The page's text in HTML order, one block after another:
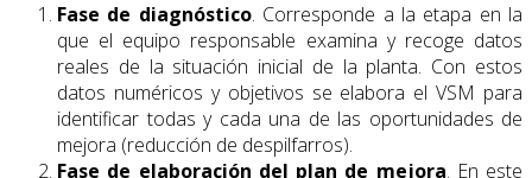
Fase de diagnóstico. Corresponde a la etapa en la
que el equipo responsable examina y recoge datos
reales de la situación inicial de la planta. Con estos
datos numéricos y objetivos se elabora el VSM para
identificar todas y cada una de las oportunidades de
mejora (reducción de despilfarros).
Fase de elaboración del plan de mejora. En este